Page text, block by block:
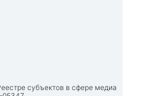
субъектов в сфере медиа